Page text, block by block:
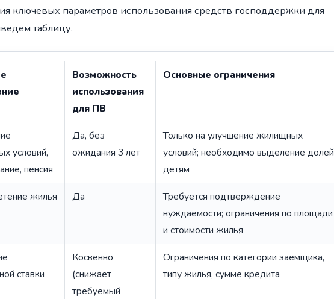
ключевых параметров использования средств господдержки для
таблицу.
Возможность
использования
для ПВ
Основные ограничения
условий,
пенсия
Да, без
ожидания 3 лет
Только на улучшение жилищных
условий; необходимо выделение долей
детям
жилья Да
Требуется подтверждение
нуждаемости; ограничения по площади
и стоимости жилья
ставки
Косвенно
(снижает
требуемый
Ограничения по категории заёмщика,
типу жилья, сумме кредита